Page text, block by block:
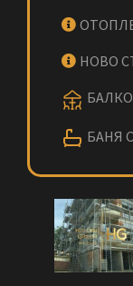
НОВО
БАНЯ